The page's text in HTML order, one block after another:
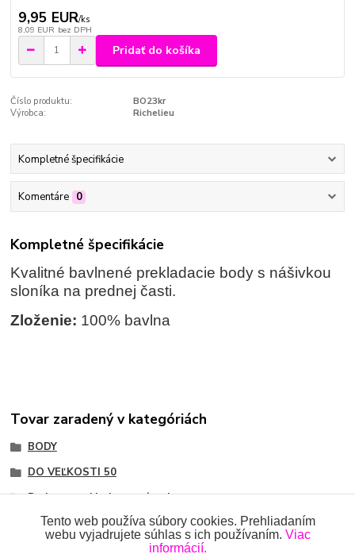
9,95 EUR/ks
8,09 EUR bez DPH
Pridať do košíka
Číslo produktu:
BO23kr
Výrobca:
Richelieu
Kompletné špecifikácie
Komentáre 0
Kompletné špecifikácie
Kvalitné bavlnené prekladacie body s nášivkou
sloníka na prednej časti.
Zloženie: 100% bavlna
Tovar zaradený v kategóriách
BODY
DO VEĽKOSTI 50
Body na preklad, rozopínacie
Tento web používa súbory cookies. Prehliadaním
webu vyjadrujete súhlas s ich používaním. Viac
informácií.